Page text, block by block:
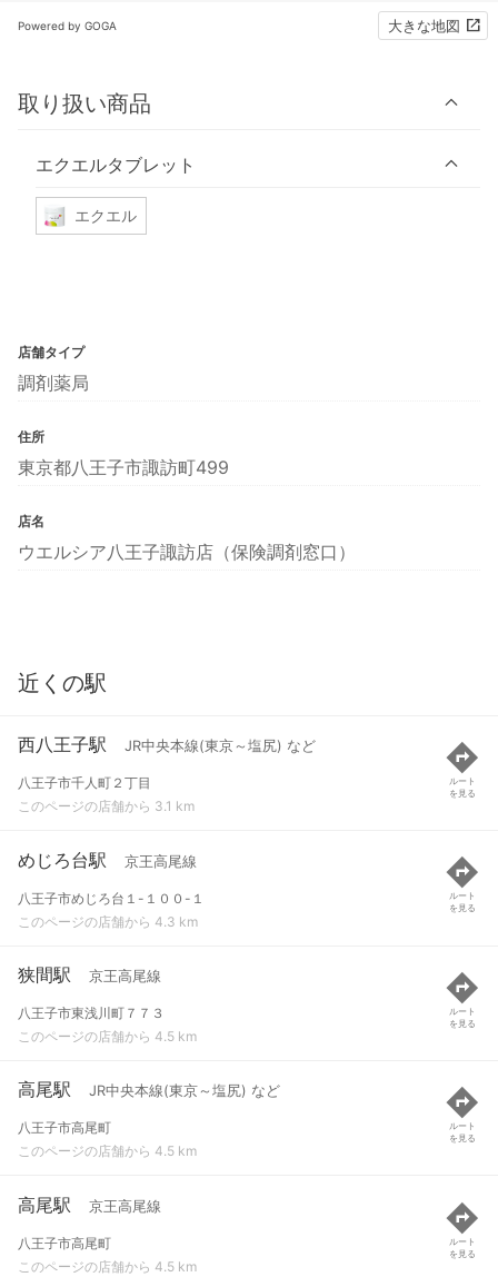
Powered by GOGA 大きな地図
取り扱い商品
エクエルタブレット
エクエル
店舗タイプ
調剤薬局
住所
東京都八王子市諏訪町499
店名
ウエルシア八王子諏訪店（保険調剤窓口）
近くの駅
西八王子駅 JR中央本線(東京～塩尻) など
八王子市千人町２丁目
このページの店舗から 3.1 km
ルート
を見る
めじろ台駅 京王高尾線
八王子市めじろ台１-１００-１
このページの店舗から 4.3 km
ルート
を見る
狭間駅 京王高尾線
八王子市東浅川町７７３
このページの店舗から 4.5 km
ルート
を見る
高尾駅 JR中央本線(東京～塩尻) など
八王子市高尾町
このページの店舗から 4.5 km
ルート
を見る
高尾駅 京王高尾線
八王子市高尾町
このページの店舗から 4.5 km
ルート
を見る